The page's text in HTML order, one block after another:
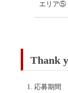
エリア⑤
Thank
応募期間